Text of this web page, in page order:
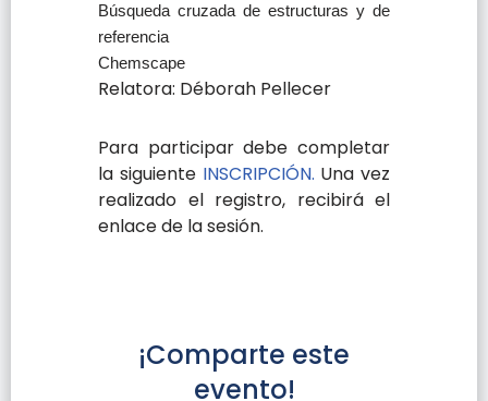
Búsqueda cruzada de estructuras y de
referencia
Chemscape
Relatora: Déborah Pellecer
Para participar debe completar
la siguiente INSCRIPCIÓN. Una vez
realizado el registro, recibirá el
enlace de la sesión.
¡Comparte este
evento!